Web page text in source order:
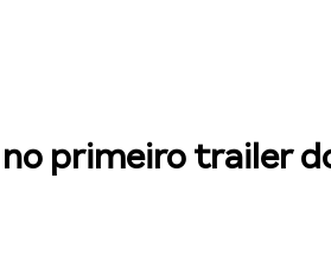
no primeiro trailer